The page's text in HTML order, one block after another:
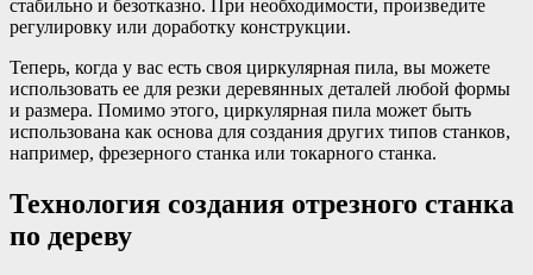
стабильно и безотказно. При необходимости, произведите
регулировку или доработку конструкции.
Теперь, когда у вас есть своя циркулярная пила, вы можете
использовать ее для резки деревянных деталей любой формы
и размера. Помимо этого, циркулярная пила может быть
использована как основа для создания других типов станков,
например, фрезерного станка или токарного станка.
Технология создания отрезного станка
по дереву